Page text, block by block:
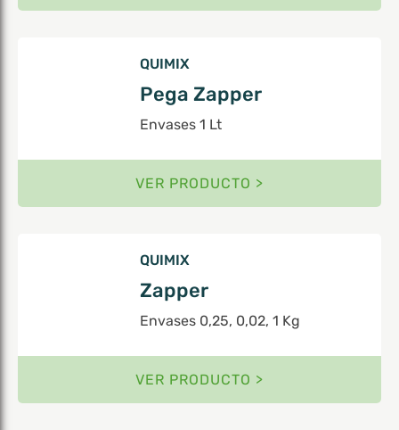
QUIMIX
Pega Zapper
Envases 1 Lt
VER PRODUCTO >
QUIMIX
Zapper
Envases 0,25, 0,02, 1 Kg
VER PRODUCTO >